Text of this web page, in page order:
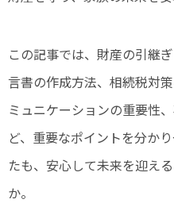
この記事では、財産の引継
言書の作成方法、相続税対
ミュニケーションの重要性
ど、重要なポイントを分か
たも、安心して未来を迎え
か。